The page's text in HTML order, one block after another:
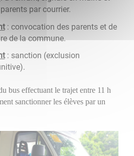
par courrier.
: convocation des parents et de
de la commune.
: sanction (exclusion
bus effectuant le trajet entre 11 h
sanctionner les élèves par un